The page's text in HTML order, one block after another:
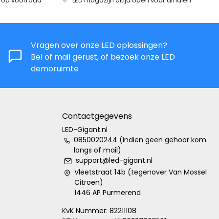
Vragen over onze LED oplossingen?
Bel of mail gerust, of bezoek onze LED
demoruimte
Contactgegevens
LED-Gigant.nl
0850020244 (indien geen gehoor kom
langs of mail)
support@led-gigant.nl
Vleetstraat 14b (tegenover Van Mossel
Citroen)
1446 AP Purmerend
KvK Nummer: 82211108